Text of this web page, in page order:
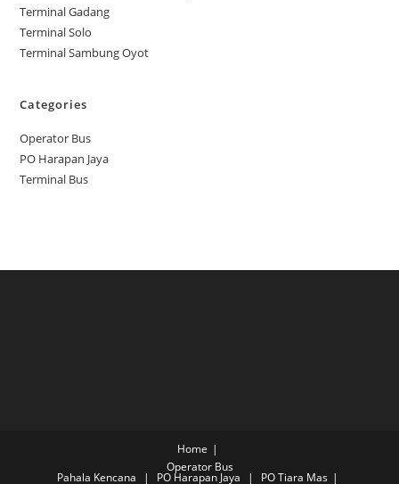
Terminal Gadang
Terminal Solo
Terminal Sambung Oyot
Categories
Operator Bus
PO Harapan Jaya
Terminal Bus
Home
Operator Bus
Pahala Kencana PO Harapan Jaya
PO Tiara Mas